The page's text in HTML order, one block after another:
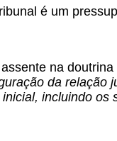
é um
na
da relação
incluindo